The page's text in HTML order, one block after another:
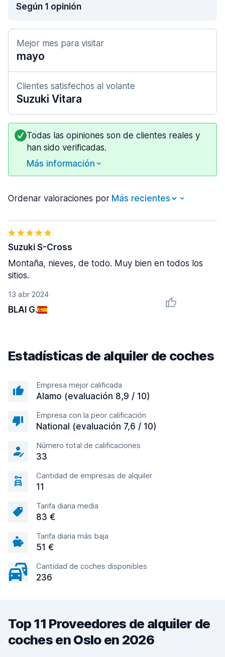
Según 1 opinión
Mejor mes para visitar
mayo
Clientes satisfechos al volante
Suzuki Vitara
Todas las opiniones son de clientes reales y
han sido verificadas.
Más información
Ordenar valoraciones por
13 abr 2024
BLAI G.
Suzuki S-Cross
Montaña, nieves, de todo. Muy bien en todos los
sitios.
Estadísticas de alquiler de coches
Empresa mejor calificada
Alamo (evaluación 8,9 / 10)
Empresa con la peor calificación
National (evaluación 7,6 / 10)
Número total de calificaciones
33
Cantidad de empresas de alquiler
11
Tarifa diaria media
83 €
Tarifa diaria más baja
51 €
Cantidad de coches disponibles
236
Top 11 Proveedores de alquiler de
coches en Oslo en 2026